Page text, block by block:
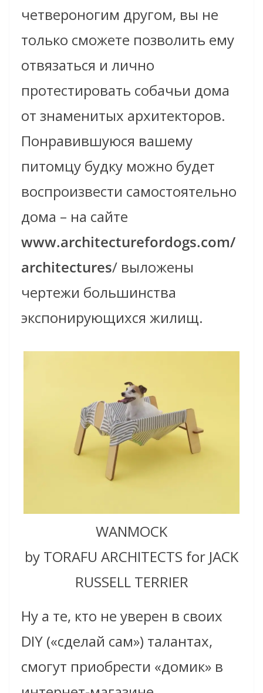
четвероногим другом, вы не
только сможете позволить ему
отвязаться и лично
протестировать собачьи дома
от знаменитых архитекторов.
Понравившуюся вашему
питомцу будку можно будет
воспроизвести самостоятельно
дома – на сайте
www.architecturefordogs.com/
architectures/ выложены
чертежи большинства
экспонирующихся жилищ.
WANMOCK
by TORAFU ARCHITECTS for JACK
RUSSELL TERRIER
Ну а те, кто не уверен в своих
DIY («сделай сам») талантах,
смогут приобрести «домик» в